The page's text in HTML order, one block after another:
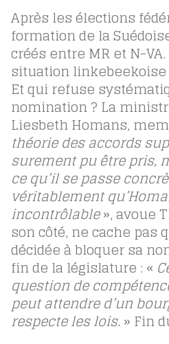
Après les élections
formation de la
créés entre MR et N-
situation linkebeekoise
Et qui refuse
nomination ? La
Liesbeth Homans,
théorie des accords
surement pu être pris,
ce qu’il se passe
véritablement
incontrôlable», avoue
son côté, ne cache pas
décidée à bloquer sa
fin de la législature : «
question de
peut attendre d’un
respecte les lois.» Fin